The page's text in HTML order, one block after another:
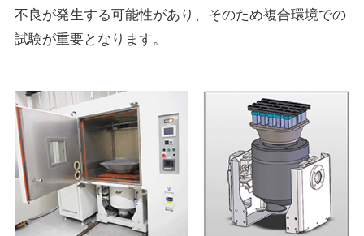
不良が発生する可能性があり、そのため複合環境での
試験が重要となります。